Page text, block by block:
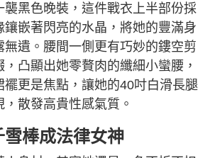
襲黑色晚裝，這件戰衣上半部份採
鑲嵌著閃亮的水晶，將她的豐滿身
無遺。腰間一側更有巧妙的鏤空剪
凸顯出她零贅肉的纖細小蠻腰，
襬更是焦點，讓她的40吋白滑長腿
散發高貴性感氣質。
棒成法律女神